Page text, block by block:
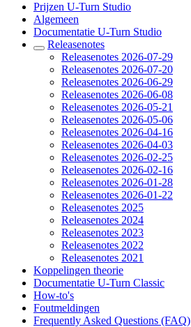
Prijzen U-Turn Studio
Algemeen
Documentatie U-Turn Studio
Releasenotes
Releasenotes 2026-07-29
Releasenotes 2026-07-20
Releasenotes 2026-06-29
Releasenotes 2026-06-08
Releasenotes 2026-05-21
Releasenotes 2026-05-06
Releasenotes 2026-04-16
Releasenotes 2026-04-03
Releasenotes 2026-02-25
Releasenotes 2026-02-16
Releasenotes 2026-01-28
Releasenotes 2026-01-22
Releasenotes 2025
Releasenotes 2024
Releasenotes 2023
Releasenotes 2022
Releasenotes 2021
Koppelingen theorie
Documentatie U-Turn Classic
How-to's
Foutmeldingen
Frequently Asked Questions (FAQ)